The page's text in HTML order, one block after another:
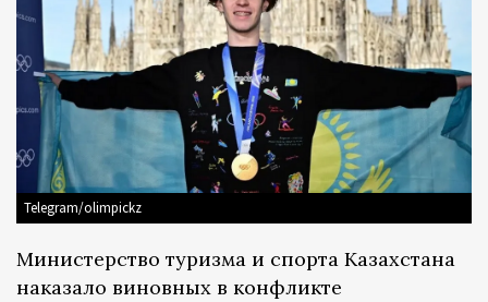
Telegram/olimpickz
Министерство туризма и спорта Казахстана
наказало виновных в конфликте